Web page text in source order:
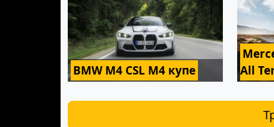
BMW M4 CSL M4 купе
All